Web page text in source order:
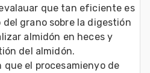
que tan eficiente es
del grano sobre la digestión
almidón en heces y
del almidón.
que el procesamienyo de